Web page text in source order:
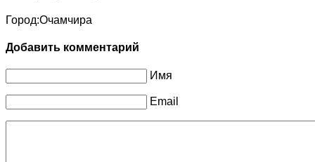
Город:Очамчира
Добавить комментарий
Имя
Email